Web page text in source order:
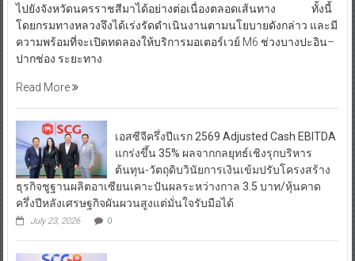
ไปยังจังหวัดนครราชสีมาได้อย่างต่อเนื่องตลอดเส้นทาง ทั้งนี้
โดยกรมทางหลวงจึงได้เร่งรัดดำเนินงานตามนโยบายดังกล่าว และมี
ความพร้อมที่จะเปิดทดลองให้บริการมอเตอร์เวย์ M6 ช่วงบางปะอิน–
ปากช่อง ระยะทาง
Read More
เอสซีจีครึ่งปีแรก 2569 Adjusted Cash EBITDA
แกร่งขึ้น 35% ผลจากกลยุทธ์เชิงรุกบริหาร
ต้นทุน-วัตถุดิบวินัยการเงินเข้มปรับโครงสร้าง
ธุรกิจชูฐานผลิตอาเซียนเคาะปันผลระหว่างกาล 3.5 บาท/หุ้นคาด
ครึ่งปีหลังเศรษฐกิจผันผวนสูงแต่มั่นใจรับมือได้
July 23, 2026 0